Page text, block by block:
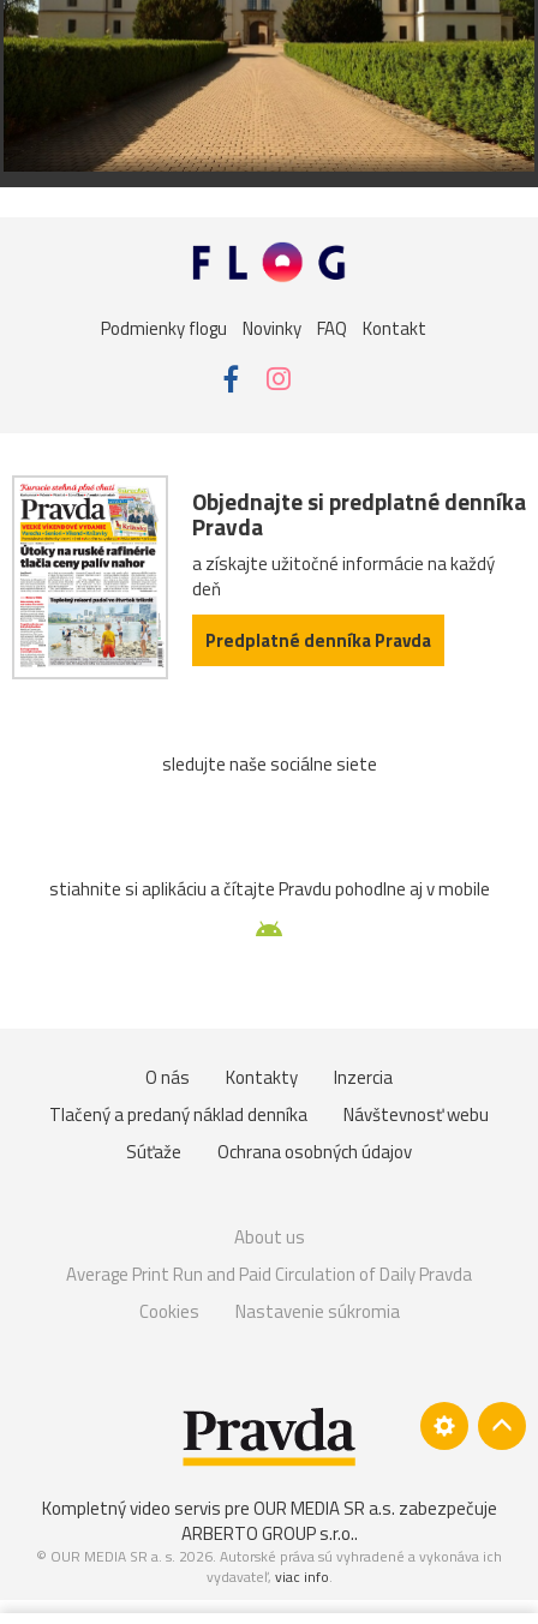
Podmienky flogu Novinky FAQ Kontakt
Objednajte si predplatné denníka
Pravda
a získajte užitočné informácie na každý
deň
Predplatné denníka Pravda
sledujte naše sociálne siete
stiahnite si aplikáciu a čítajte Pravdu pohodlne aj v mobile
O nás Kontakty
Inzercia
Tlačený a predaný náklad denníka
Návštevnosť webu
Súťaže
Ochrana osobných údajov
About us
Average Print Run and Paid Circulation of Daily Pravda
Cookies
Nastavenie súkromia
Kompletný video servis pre OUR MEDIA SR a.s. zabezpečuje
ARBERTO GROUP s.r.o..
© OUR MEDIA SR a. s. 2026. Autorské práva sú vyhradené a vykonáva ich
vydavateľ, viac info.